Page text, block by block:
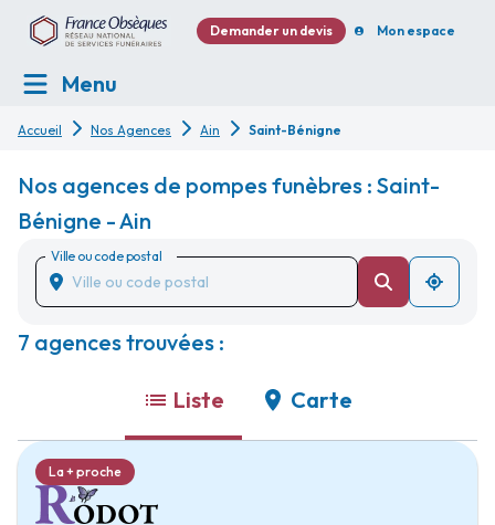
Demander un devis Mon espace
Menu
Accueil Nos Agences Ain Saint-Bénigne
Nos agences de pompes funèbres : Saint-
Bénigne - Ain
Ville ou code postal
7 agences trouvées :
Liste Carte
La + proche